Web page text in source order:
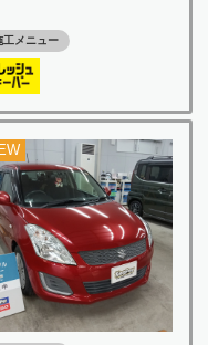
工メニュー